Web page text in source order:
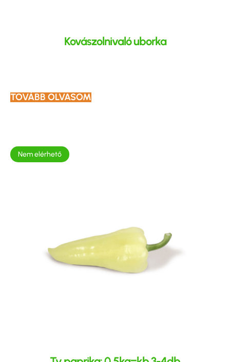
Kovászolnivaló uborka
TOVÁBB OLVASOM
Nem elérhető